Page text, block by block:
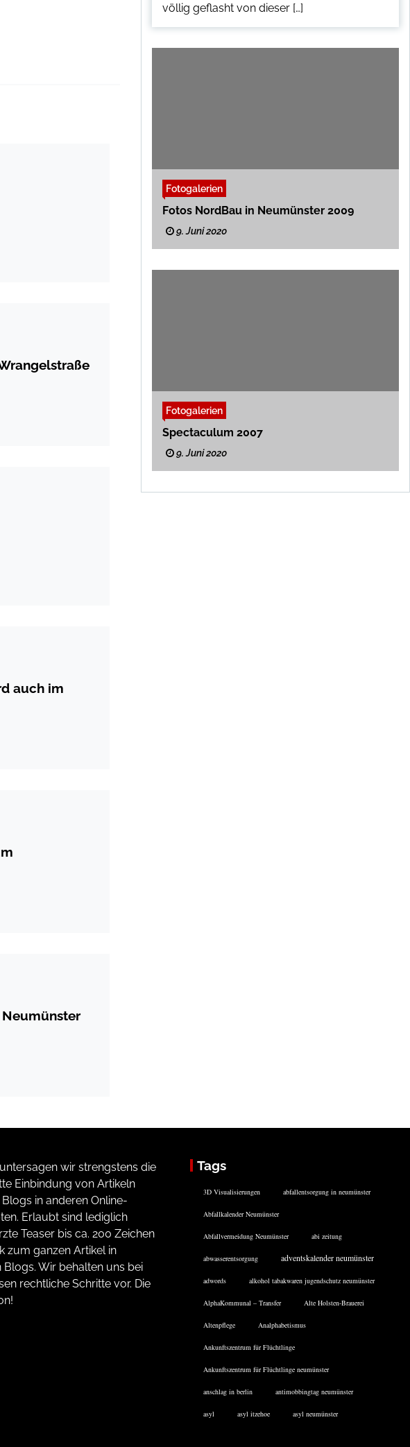
auch im
völlig geflasht von dieser […]
Fotogalerien
Fotos NordBau in Neumünster 2009
9. Juni 2020
Fotogalerien
Spectaculum 2007
9. Juni 2020
wir strengstens die
Einbindung von Artikeln
in anderen Online-
Erlaubt sind lediglich
Teaser bis ca. 200 Zeichen
zum ganzen Artikel in
Blogs. Wir behalten uns bei
rechtliche Schritte vor. Die
Tags
3D Visualisierungen abfallentsorgung in neumünster
Abfallkalender Neumünster
Abfallvermeidung Neumünster abi zeitung
abwasserentsorgung adventskalender neumünster
adwords alkohol tabakwaren jugendschutz neumünster
AlphaKommunal – Transfer Alte Holsten-Brauerei
Altenpflege Analphabetismus
Ankunftszentrum für Flüchtlinge
Ankunftszentrum für Flüchtlinge neumünster
anschlag in berlin antimobbingtag neumünster
asyl asyl itzehoe asyl neumünster